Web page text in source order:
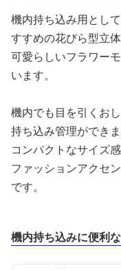
機内持ち込み用とし
すすめの花びら型立
可愛らしいフラワー
います。
機内でも目を引くお
持ち込み管理ができま
コンパクトなサイズ
ファッションアクセ
です。
機内持ち込みに便利